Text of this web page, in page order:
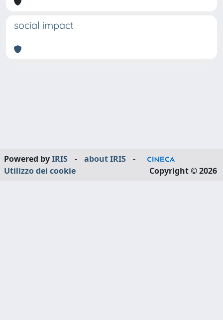
social impact
Powered byIRIS - about IRIS
-
Utilizzo dei cookie
Copyright © 2026